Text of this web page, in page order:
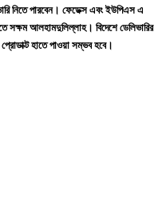
নিতে পারবেন। ফেডেক্স এবং ইউপিএস এ
সক্ষম আলহামদুলিল্লাহ। বিদেশে ডেলিভারির
হাতে পাওয়া সম্ভব হবে।